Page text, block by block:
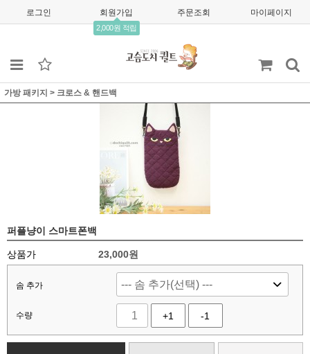
로그인 회원가입
2,000원 적립
주문조회 마이페이지
가방 패키지 > 크로스 & 핸드백
퍼플냥이 스마트폰백
상품가 23,000원
솜 추가
수량 +1 -1